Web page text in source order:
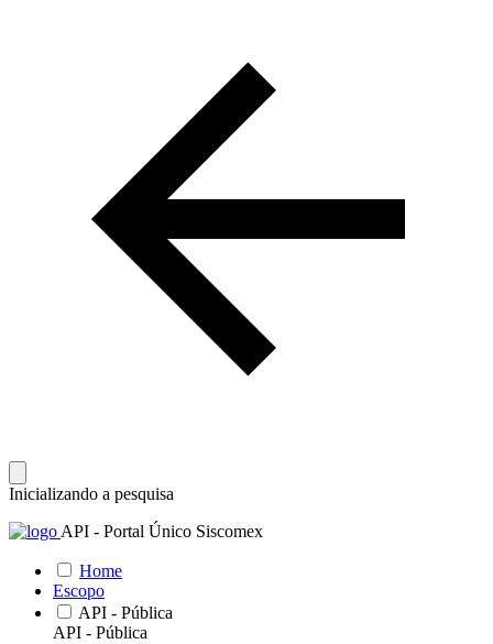
Inicializando a pesquisa
API - Portal Único Siscomex
Home
Escopo
API - Pública
API - Pública